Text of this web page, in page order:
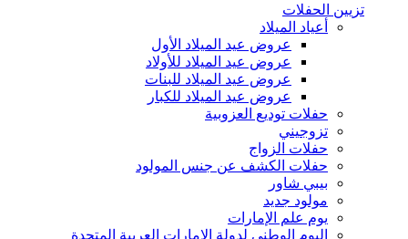
تزيين الحفلات
أعياد الميلاد
عروض عيد الميلاد الأول
عروض عيد الميلاد للأولاد
عروض عيد الميلاد للبنات
عروض عيد الميلاد للكبار
حفلات توديع العزوبية
تزوجيني
حفلات الزواج
حفلات الكشف عن جنس المولود
بيبي شاور
مولود جديد
يوم علم الإمارات
اليوم الوطني لدولة الإمارات العربية المتحدة